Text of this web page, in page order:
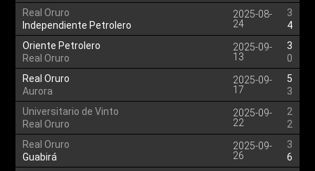
Real Oruro
Independiente Petrolero
2025-08-
24
3
4
Oriente Petrolero
Real Oruro
2025-09-
13
3
0
Real Oruro
Aurora
2025-09-
17
5
3
Universitario de Vinto
Real Oruro
2025-09-
22
2
2
Real Oruro
Guabirá
2025-09-
26
3
6